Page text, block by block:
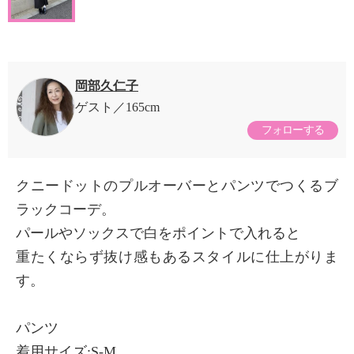
岡部久仁子
ゲスト
165cm
フォローする
クニードットのプルオーバーとパンツでつくるブ
ラックコーデ。
パールやソックスで白をポイントで入れると
重たくならず抜け感もあるスタイルに仕上がりま
す。
パンツ